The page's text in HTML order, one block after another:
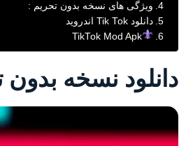
ويژگی های نسخه بدون تحریم :
دانلود Tik Tok اندروید
TikTok Mod Apk
دانلود نسخه بدون